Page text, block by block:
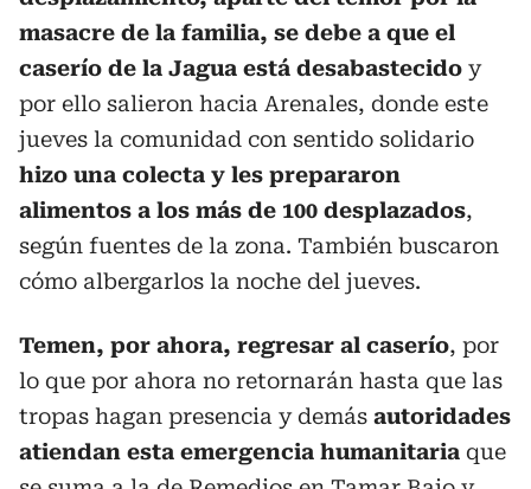
masacre de la familia, se debe a que el
caserío de la Jagua está desabastecido y
por ello salieron hacia Arenales, donde este
jueves la comunidad con sentido solidario
hizo una colecta y les prepararon
alimentos a los más de 100 desplazados,
según fuentes de la zona. También buscaron
cómo albergarlos la noche del jueves.
Temen, por ahora, regresar al caserío, por
lo que por ahora no retornarán hasta que las
tropas hagan presencia y demás autoridades
atiendan esta emergencia humanitaria que